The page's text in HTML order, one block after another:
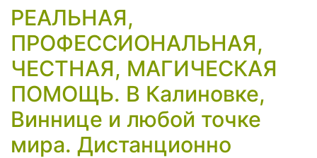
РЕАЛЬНАЯ,
ПРОФЕССИОНАЛЬНАЯ,
ЧЕСТНАЯ, МАГИЧЕСКАЯ
ПОМОЩЬ. В Калиновке,
Виннице и любой точке
мира. Дистанционно